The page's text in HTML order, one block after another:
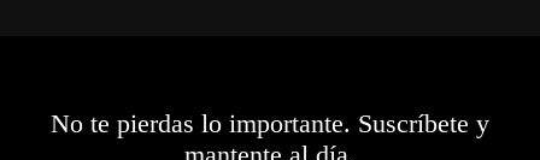
No te pierdas lo importante. Suscríbete y